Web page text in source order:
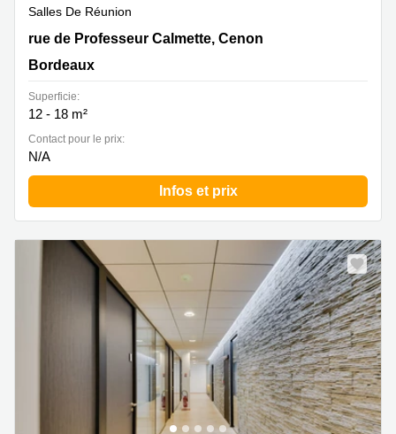
Salles De Réunion
41 rue de Professeur Calmette, Cenon, Bordeaux
rue de Professeur Calmette, Cenon
Bordeaux
Superficie:
12 - 18 m²
Contact pour le prix:
N/A
Infos et prix